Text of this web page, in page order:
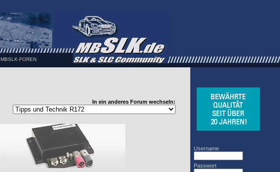
MBSLK-FOREN
In ein anderes Forum wechseln:
Username
Passwort